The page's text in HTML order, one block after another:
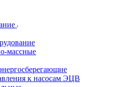
массные
к насосам ЭЦВ